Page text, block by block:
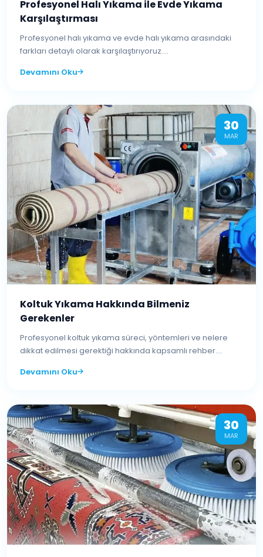
Profesyonel Halı Yıkama ile Evde Yıkama
Karşılaştırması
Profesyonel halı yıkama ve evde halı yıkama arasındaki
farkları detaylı olarak karşılaştırıyoruz....
Devamını Oku
30
MAR
Koltuk Yıkama Hakkında Bilmeniz
Gerekenler
Profesyonel koltuk yıkama süreci, yöntemleri ve nelere
dikkat edilmesi gerektiği hakkında kapsamlı rehber....
Devamını Oku
30
MAR